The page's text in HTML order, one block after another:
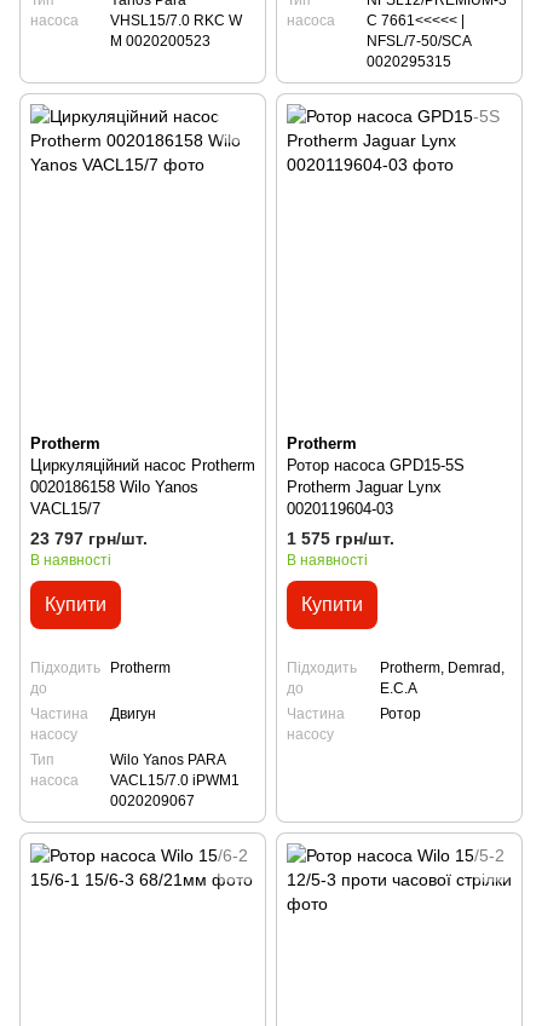
насоса
VHSL15/7.0 RKC W
M 0020200523
насоса
C 7661<<<<< |
NFSL/7-50/SCA
0020295315
Protherm
Циркуляційний насос Protherm
0020186158 Wilo Yanos
VACL15/7
23 797 грн/шт.
В наявності
Купити
Підходить
до
Protherm
Частина
насосу
Двигун
Тип
насоса
Wilo Yanos PARA
VACL15/7.0 iPWM1
0020209067
Protherm
Ротор насоса GPD15-5S
Protherm Jaguar Lynx
0020119604-03
1 575 грн/шт.
В наявності
Купити
Підходить
до
Protherm, Demrad,
E.C.A
Частина
насосу
Ротор